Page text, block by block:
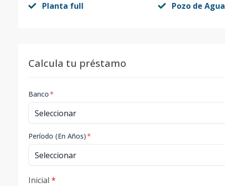
Planta full Pozo de Agua
Calcula tu préstamo
Banco*
Período (En Años)*
Inicial *